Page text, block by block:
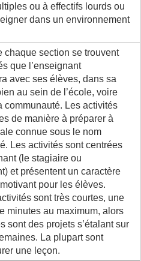
ou à effectifs lourds ou
dans un environnement
section se trouvent
que l’enseignant
avec ses élèves, dans sa
au sein de l’école, voire
communauté. Les activités
de manière à préparer à
connue sous le nom
Les activités sont centrées
(le stagiaire ou
et présentent un caractère
pour les élèves.
sont très courtes, une
minutes au maximum, alors
sont des projets s’étalant sur
La plupart sont
une leçon.